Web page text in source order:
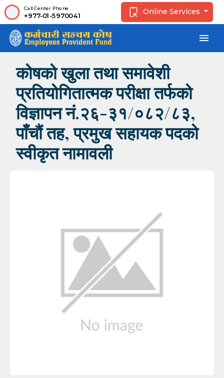
Call Center Phone
+977-01-5970041 Online Services
menu
कोषको खुला तथा समावेशी
प्रतियोगितात्मक परीक्षा तर्फको
विज्ञापन नं.२६-३१/०८२/८३,
पाँचौं तह, प्रमुख सहायक पदको
स्वीकृत नामावली